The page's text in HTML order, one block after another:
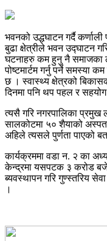
भवनको उद्धघाटन गर्दै
बुढा क्षेत्रीले भवन उद्घाटन
घटनाहरु कम हुनु नै समाजका
पोष्टमार्टम गर्नु पर्ने समस्या
छ । स्वास्थ्य क्षेत्रको
दिनमा पनि थप पहल र
त्यसै गरि नगरपालिका प्रमुख
सालकोटमा ५० शैयाको
अहिले त्यसले पुर्णता पाएको
कार्यक्रममा वडा न. २ का
केन्द्रमा यसपटक ३ करोड
ब्यवस्थापन गरि गुण्स्तरिय
।